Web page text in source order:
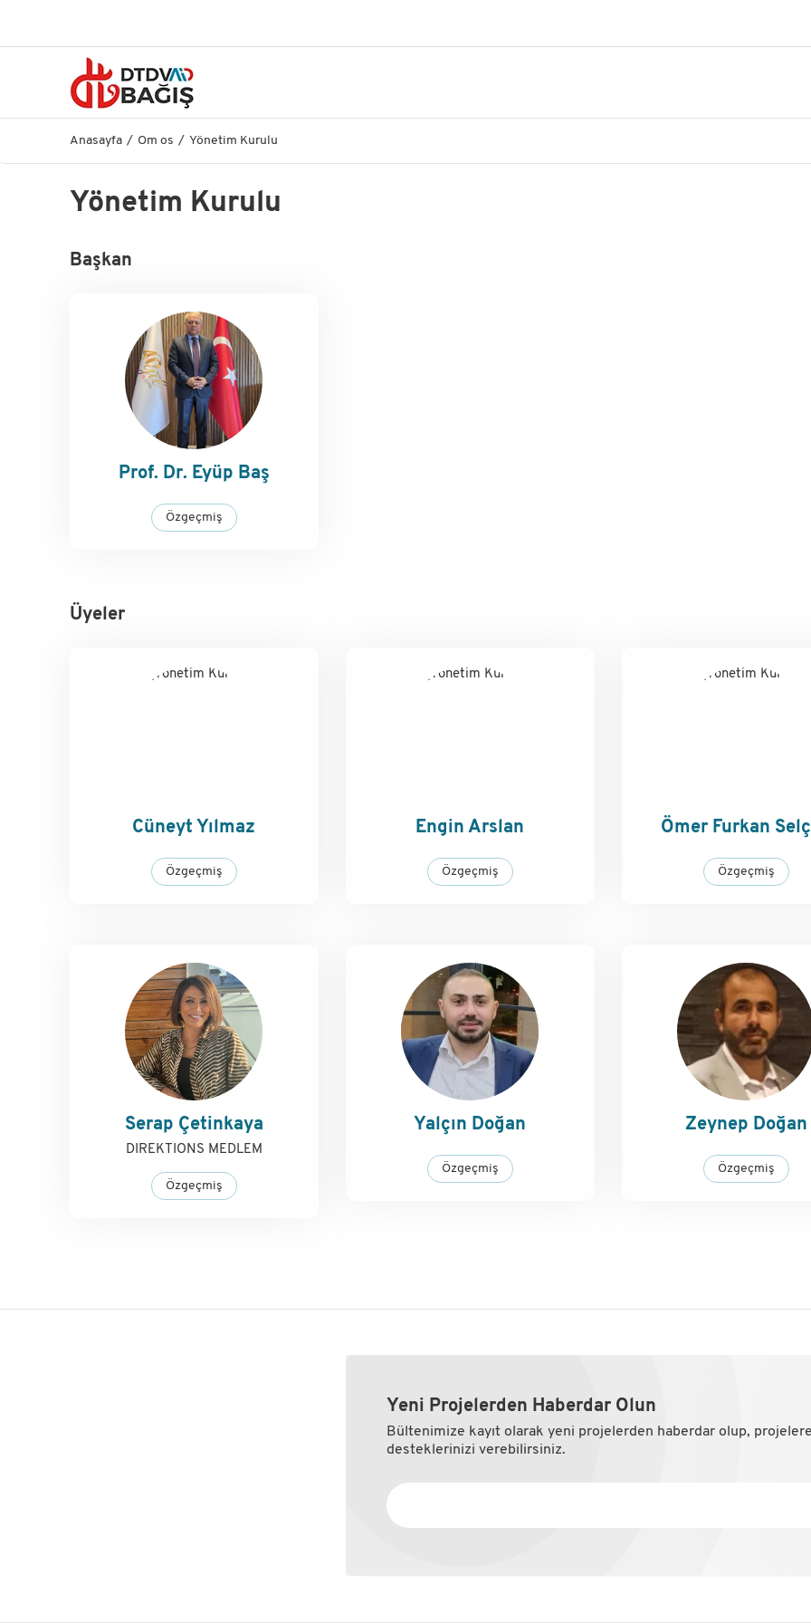
Anasayfa Om os Yönetim Kurulu
Yönetim Kurulu
Başkan
Prof. Dr. Eyüp Baş
Özgeçmiş
Üyeler
Cüneyt Yılmaz
Özgeçmiş
Engin Arslan
Özgeçmiş
Ömer Furkan
Özgeçmiş
Serap Çetinkaya
DIREKTIONS MEDLEM
Özgeçmiş
Yalçın Doğan
Özgeçmiş
Zeynep Doğan
Özgeçmiş
Yeni Projelerden Haberdar Olun
Bültenimize kayıt olarak yeni projelerden haberdar olup,
desteklerinizi verebilirsiniz.